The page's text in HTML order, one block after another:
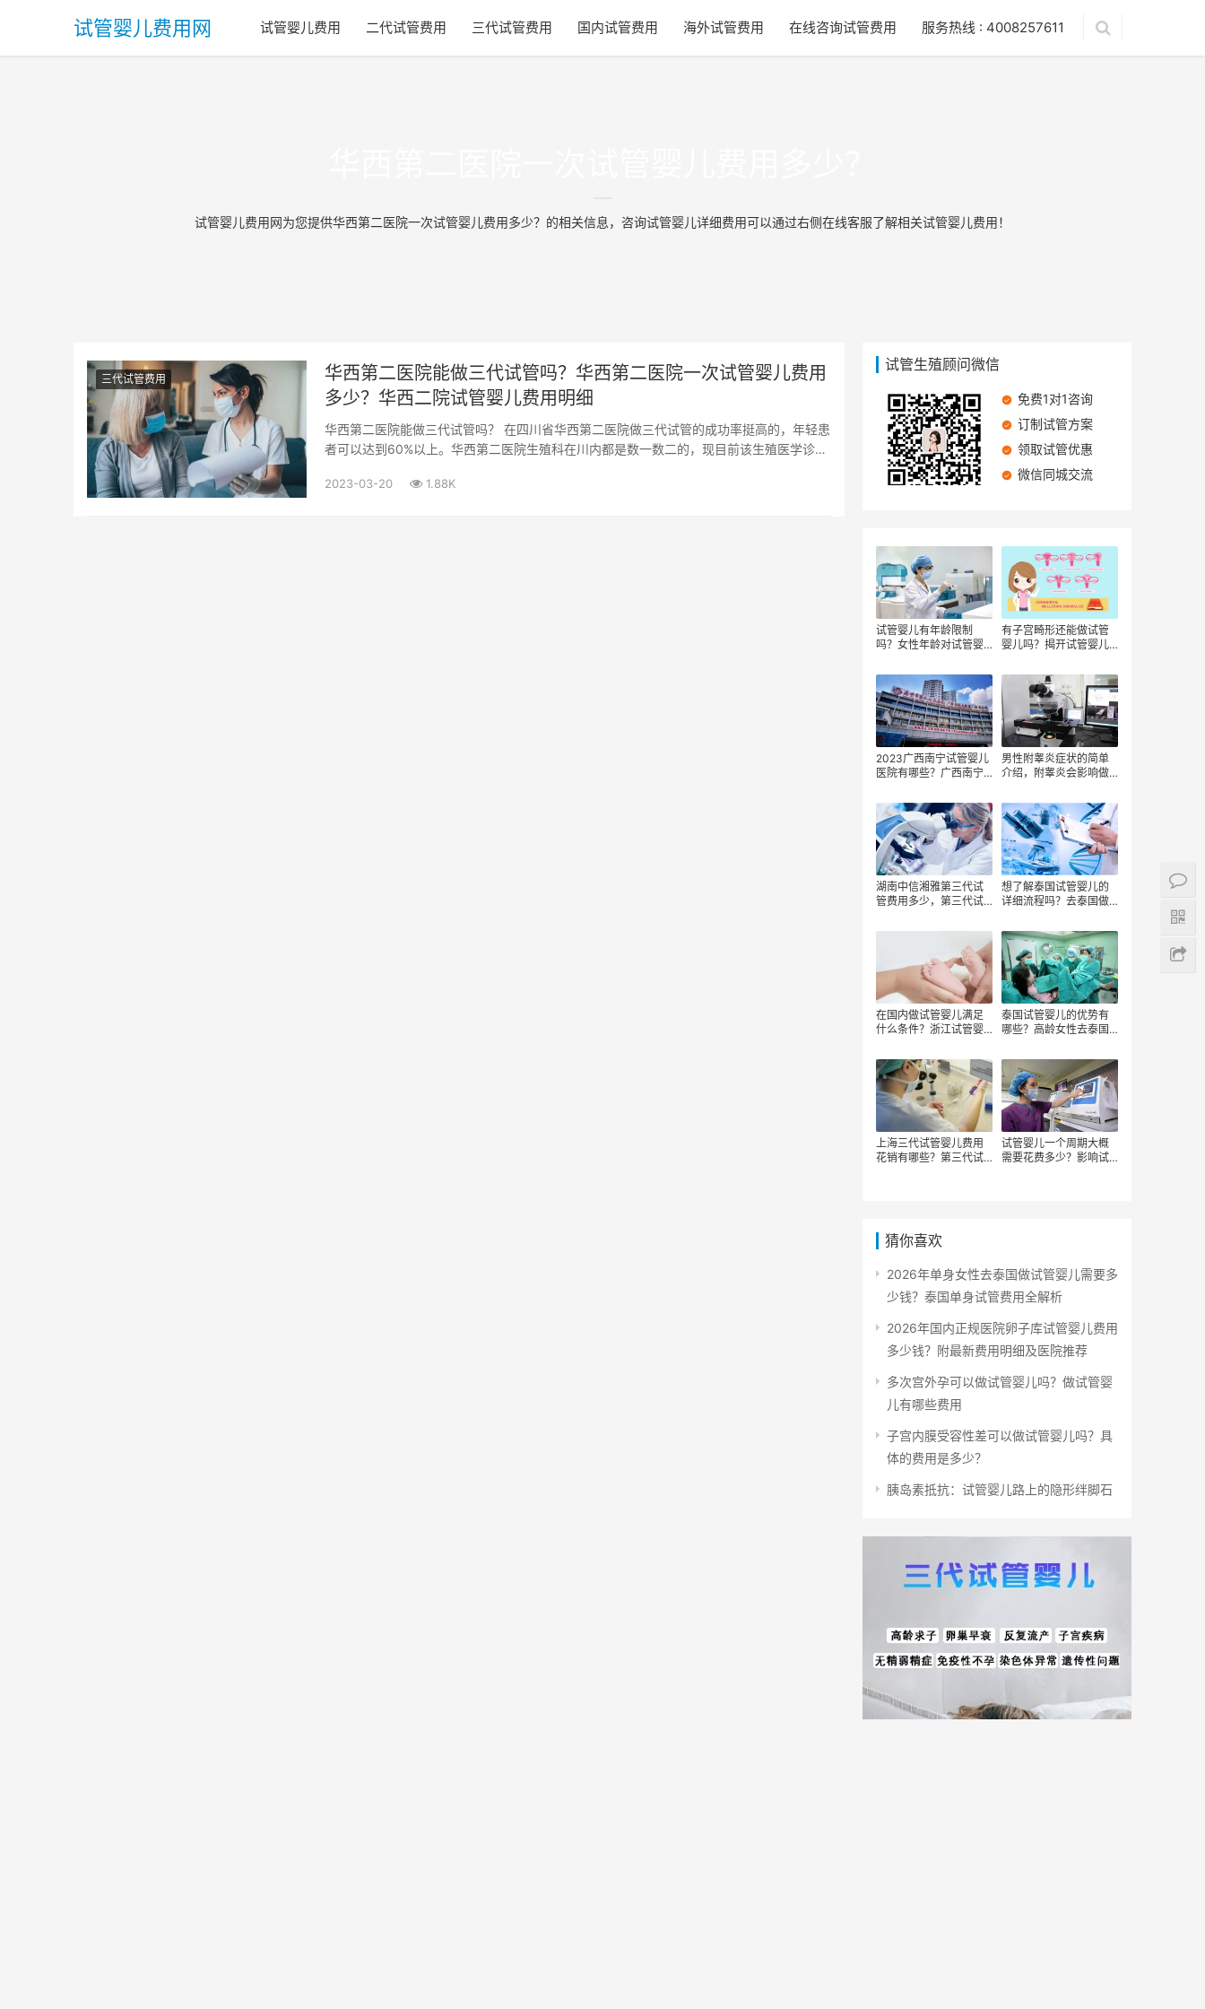
试管婴儿费用网 试管婴儿费用 二代试管费用 三代试管费用 国内试管费用 海外试管费用 在线咨询试管费用 服务热线 : 4008257611
试管婴儿费用网为您提供华西第二医院一次试管婴儿费用多少？的相关信息，咨询试管婴儿详细费用可以通过右侧在线客服了解相关试管婴儿费用！
三代试管费用
华西第二医院能做三代试管吗？华西第二医院一次试管婴儿费用
多少？华西二院试管婴儿费用明细
华西第二医院能做三代试管吗？ 在四川省华西第二医院做三代试管的成功率挺高的，年轻患
者可以达到60%以上。华西第二医院生殖科在川内都是数一数二的，现目前该生殖医学诊疗
2023-03-20 1.88K
试管生殖顾问微信
免费1对1咨询
订制试管方案
领取试管优惠
微信同城交流
试管婴儿有年龄限制
吗？女性年龄对试管婴
龄女性进行试管婴儿治
疗的风险？
有子宫畸形还能做试管
婴儿吗？揭开试管婴儿
2023广西南宁试管婴儿
医院有哪些？广西南宁
少？
男性附睾炎症状的简单
介绍，附睾炎会影响做
炎做试管婴儿需要多少
钱？
湖南中信湘雅第三代试
管费用多少，第三代试
试管婴儿费用包括哪些
想了解泰国试管婴儿的
详细流程吗？去泰国做
在国内做试管婴儿满足
什么条件？浙江试管婴
婴儿各个项目的费用？
泰国试管婴儿的优势有
哪些？高龄女性去泰国
选择泰国试管婴儿医院
的方式？
上海三代试管婴儿费用
花销有哪些？第三代试
试管婴儿一个周期大概
需要花费多少？影响试
猜你喜欢
2026年单身女性去泰国做试管婴儿需要多
少钱？泰国单身试管费用全解析
2026年国内正规医院卵子库试管婴儿费用
多少钱？附最新费用明细及医院推荐
多次宫外孕可以做试管婴儿吗？做试管婴
儿有哪些费用
子宫内膜受容性差可以做试管婴儿吗？具
体的费用是多少？
胰岛素抵抗：试管婴儿路上的隐形绊脚石